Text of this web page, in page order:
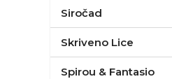
Siročad
Skriveno Lice
Spirou & Fantasio